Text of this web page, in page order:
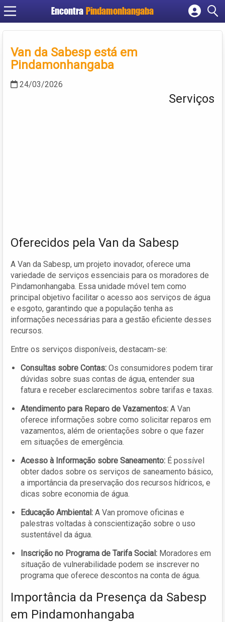
Encontra Pindamonhangaba
Cadastrar empresa
Criar conta
Van da Sabesp está em
Pindamonhangaba
24/03/2026
Serviços
Oferecidos pela Van da Sabesp
A Van da Sabesp, um projeto inovador, oferece uma
variedade de serviços essenciais para os moradores de
Pindamonhangaba. Essa unidade móvel tem como
principal objetivo facilitar o acesso aos serviços de água
e esgoto, garantindo que a população tenha as
informações necessárias para a gestão eficiente desses
recursos.
Entre os serviços disponíveis, destacam-se:
Consultas sobre Contas: Os consumidores podem tirar
dúvidas sobre suas contas de água, entender sua
fatura e receber esclarecimentos sobre tarifas e taxas.
Atendimento para Reparo de Vazamentos: A Van
oferece informações sobre como solicitar reparos em
vazamentos, além de orientações sobre o que fazer
em situações de emergência.
Acesso à Informação sobre Saneamento: É possível
obter dados sobre os serviços de saneamento básico,
a importância da preservação dos recursos hídricos, e
dicas sobre economia de água.
Educação Ambiental: A Van promove oficinas e
palestras voltadas à conscientização sobre o uso
sustentável da água.
Inscrição no Programa de Tarifa Social: Moradores em
situação de vulnerabilidade podem se inscrever no
programa que oferece descontos na conta de água.
Importância da Presença da Sabesp
em Pindamonhangaba